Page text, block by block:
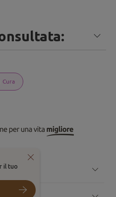
Cura
il tuo